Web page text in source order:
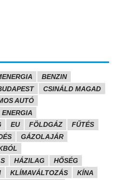
BENZIN
CSINÁLD MAGAD
AUTÓ
ENERGIA
EU FÖLDGÁZ
FŰTÉS
GÁZOLAJÁR
HÁZILAG
HŐSÉG
KLÍMAVÁLTOZÁS
KÍNA